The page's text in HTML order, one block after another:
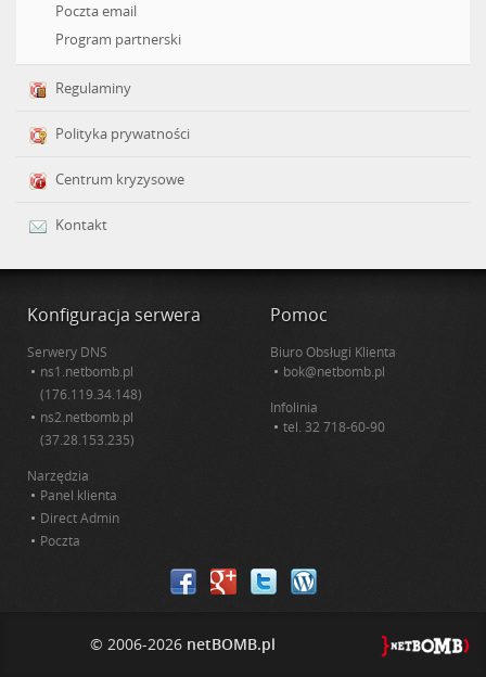
Poczta email
Program partnerski
Regulaminy
Polityka prywatności
Centrum kryzysowe
Kontakt
Konfiguracja serwera
Serwery DNS
ns1.netbomb.pl
(176.119.34.148)
ns2.netbomb.pl
(37.28.153.235)
Narzędzia
Panel klienta
Direct Admin
Poczta
Pomoc
Biuro Obsługi Klienta
bok@netbomb.pl
Infolinia
tel. 32 718-60-90
© 2006-2026 netBOMB.pl